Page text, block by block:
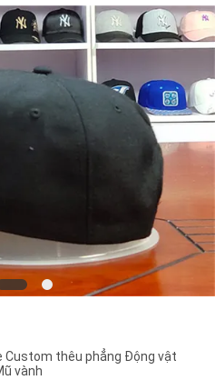
Custom thêu phẳng Động vật
vành